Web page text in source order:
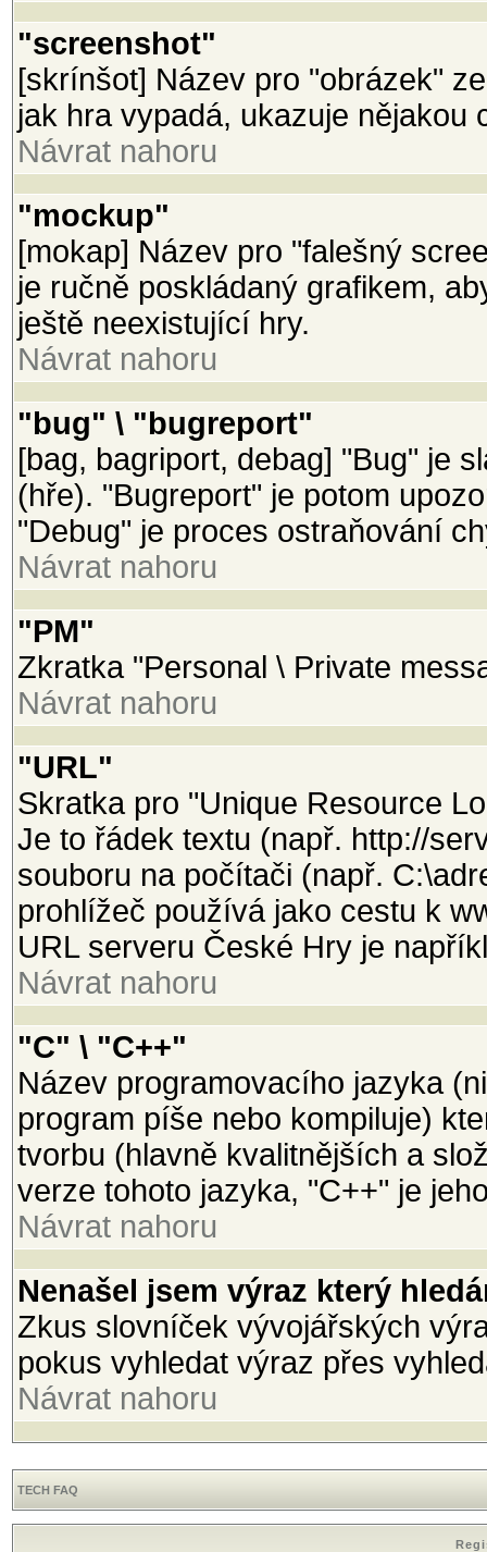
"screenshot"
[skrínšot] Název pro "obrázek"
jak hra vypadá, ukazuje nějakou
Návrat nahoru
"mockup"
[mokap] Název pro "falešný
je ručně poskládaný grafikem,
ještě neexistující hry.
Návrat nahoru
"bug" \ "bugreport"
[bag, bagriport, debag] "Bug" je
(hře). "Bugreport" je potom
"Debug" je proces ostraňování
Návrat nahoru
"PM"
Zkratka "Personal \ Private
Návrat nahoru
"URL"
Skratka pro "Unique Resource
Je to řádek textu (např. http://
souboru na počítači (např.
prohlížeč používá jako cestu k
URL serveru České Hry je
Návrat nahoru
"C" \ "C++"
Název programovacího jazyka
program píše nebo kompiluje)
tvorbu (hlavně kvalitnějších a
verze tohoto jazyka, "C++" je
Návrat nahoru
Nenašel jsem výraz který
Zkus slovníček vývojářských
pokus vyhledat výraz přes
Návrat nahoru
TECH FAQ